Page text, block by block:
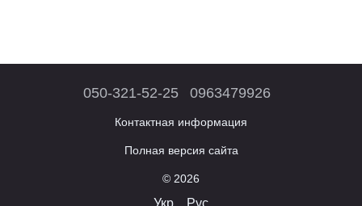
050-321-52-25 0963479926
Контактная информация
Полная версия сайта
© 2026
Укр Рус